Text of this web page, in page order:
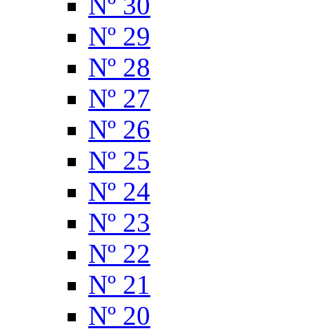
Nº 29
Nº 28
Nº 27
Nº 26
Nº 25
Nº 24
Nº 23
Nº 22
Nº 21
Nº 20